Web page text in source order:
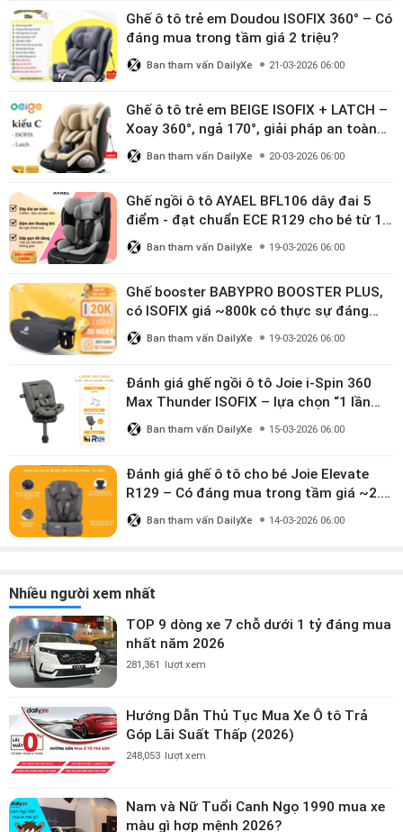
Ghế ô tô trẻ em Doudou ISOFIX 360° – Có
đáng mua trong tầm giá 2 triệu?
Ban tham vấn DailyXe 21-03-2026 06:00
Ghế ô tô trẻ em BEIGE ISOFIX + LATCH –
Xoay 360°, ngả 170°, giải pháp an toàn
linh hoạt cho bé 0–10 tuổi
Ban tham vấn DailyXe 20-03-2026 06:00
Ghế ngồi ô tô AYAEL BFL106 dây đai 5
điểm - đạt chuẩn ECE R129 cho bé từ 1–
10 tuổi
Ban tham vấn DailyXe 19-03-2026 06:00
Ghế booster BABYPRO BOOSTER PLUS,
có ISOFIX giá ~800k có thực sự đáng
mua?
Ban tham vấn DailyXe 19-03-2026 06:00
Đánh giá ghế ngồi ô tô Joie i-Spin 360
Max Thunder ISOFIX – lựa chọn “1 lần
dùng đến 12 năm” có đáng giá gần 9
triệu?
Ban tham vấn DailyXe 15-03-2026 06:00
Đánh giá ghế ô tô cho bé Joie Elevate
R129 – Có đáng mua trong tầm giá ~2.8
triệu?
Ban tham vấn DailyXe 14-03-2026 06:00
Nhiều người xem nhất
TOP 9 dòng xe 7 chỗ dưới 1 tỷ đáng mua
nhất năm 2026
281,361 lượt xem
Hướng Dẫn Thủ Tục Mua Xe Ô tô Trả
Góp Lãi Suất Thấp (2026)
248,053 lượt xem
Nam và Nữ Tuổi Canh Ngọ 1990 mua xe
màu gì hợp mệnh 2026?